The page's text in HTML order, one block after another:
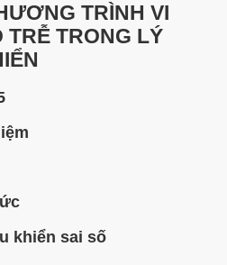
TRÌNH VI
TRONG LÝ
khiển sai số